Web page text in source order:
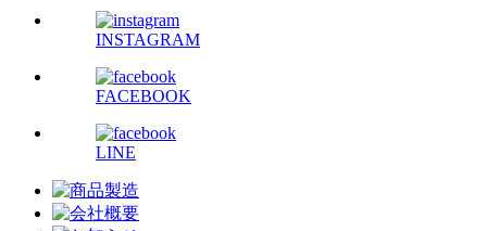
INSTAGRAM
FACEBOOK
LINE